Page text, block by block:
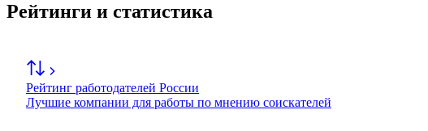
Рейтинги и статистика
Рейтинг работодателей России
Лучшие компании для работы по мнению соискателей